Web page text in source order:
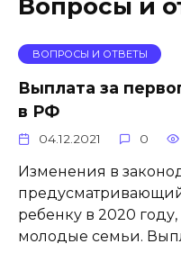
Вопросы и
ВОПРОСЫ И ОТВЕТЫ
Выплата за
в РФ
04.12.2021 0
Изменения в
ребенку в 2020
молодые семьи.